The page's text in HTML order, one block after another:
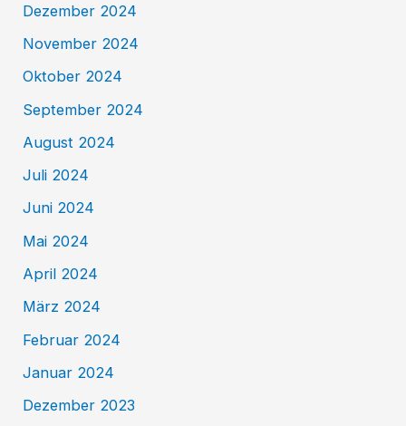
Dezember 2024
November 2024
Oktober 2024
September 2024
August 2024
Juli 2024
Juni 2024
Mai 2024
April 2024
März 2024
Februar 2024
Januar 2024
Dezember 2023